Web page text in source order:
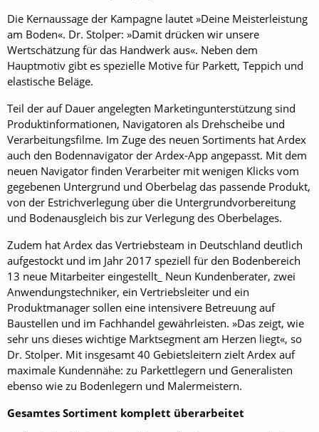
Die Kernaussage der Kampagne lautet ­»Deine Meisterleistung
am Boden«. Dr. Stolper: »Damit drücken wir unsere
Wertschätzung für das Handwerk aus«. Neben dem
Hauptmotiv gibt es spezielle Motive für Parkett, Teppich und
elastische Beläge.
Teil der auf Dauer angelegten Marketing­unterstützung sind
Produktinformationen, Navigatoren als Drehscheibe und
Verarbeitungsfilme. Im Zuge des neuen Sortiments hat Ardex
auch den Bodennavigator der Ardex-App angepasst. Mit dem
neuen Navigator finden Verarbeiter mit wenigen Klicks vom
gegebenen Untergrund und Oberbelag das passende Produkt,
von der Estrichverlegung über die Untergrundvorbereitung
und Bodenausgleich bis zur Verlegung des Oberbelages.
Zudem hat Ardex das Vertriebsteam in Deutschland deutlich
aufgestockt und im Jahr 2017 speziell für den Bodenbereich
13 neue Mitarbeiter eingestellt_ Neun Kundenberater, zwei
Anwendungstechniker, ein Vertriebsleiter und ein
Produktmanager sollen eine intensivere Betreuung auf
Baustellen und im Fachhandel gewährleisten. »Das zeigt, wie
sehr uns dieses wichtige Marktsegment am Herzen liegt«, so
Dr. Stolper. Mit insgesamt 40 Gebietsleitern zielt Ardex auf
maximale Kundennähe: zu Parkettlegern und Generalisten
ebenso wie zu Bodenlegern und Malermeistern.
Gesamtes Sortiment komplett überarbeitet